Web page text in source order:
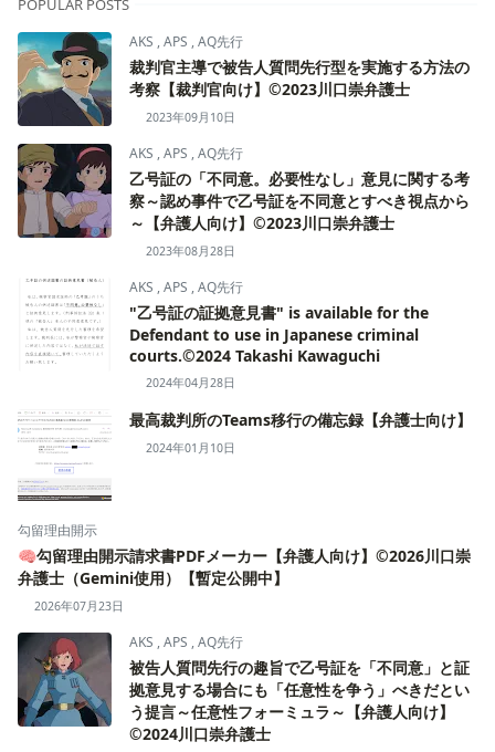
POPULAR POSTS
AKS ,APS ,AQ先行
裁判官主導で被告人質問先行型を実施する方法の
考察【裁判官向け】©2023川口崇弁護士
2023年09月10日
AKS ,APS ,AQ先行
乙号証の「不同意。必要性なし」意見に関する考
察～認め事件で乙号証を不同意とすべき視点から
～【弁護人向け】©2023川口崇弁護士
2023年08月28日
AKS ,APS ,AQ先行
"乙号証の証拠意見書" is available for the
Defendant to use in Japanese criminal
courts.©2024 Takashi Kawaguchi
2024年04月28日
最高裁判所のTeams移行の備忘録【弁護士向け】
2024年01月10日
勾留理由開示
🧠勾留理由開示請求書PDFメーカー【弁護人向け】©2026川口崇
弁護士（Gemini使用）【暫定公開中】
2026年07月23日
AKS ,APS ,AQ先行
被告人質問先行の趣旨で乙号証を「不同意」と証
拠意見する場合にも「任意性を争う」べきだとい
う提言～任意性フォーミュラ～【弁護人向け】
©2024川口崇弁護士